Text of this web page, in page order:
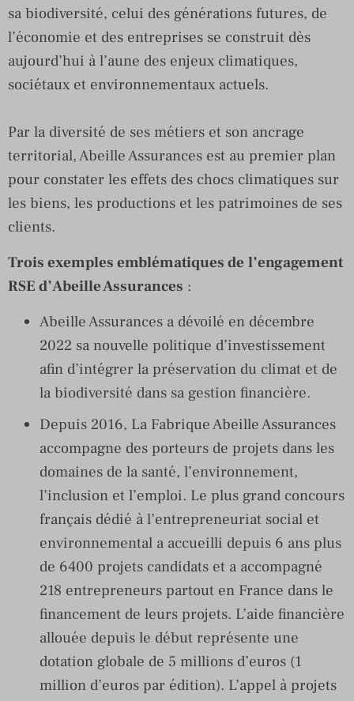
sa biodiversité, celui des générations futures, de
l’économie et des entreprises se construit dès
aujourd’hui à l’aune des enjeux climatiques,
sociétaux et environnementaux actuels.
Par la diversité de ses métiers et son ancrage
territorial, Abeille Assurances est au premier plan
pour constater les effets des chocs climatiques sur
les biens, les productions et les patrimoines de ses
clients.
Trois exemples emblématiques de l’engagement
RSE d’Abeille Assurances :
Abeille Assurances a dévoilé en décembre
2022 sa nouvelle politique d’investissement
afin d’intégrer la préservation du climat et de
la biodiversité dans sa gestion financière.
Depuis 2016, La Fabrique Abeille Assurances
accompagne des porteurs de projets dans les
domaines de la santé, l’environnement,
l’inclusion et l’emploi. Le plus grand concours
français dédié à l’entrepreneuriat social et
environnemental a accueilli depuis 6 ans plus
de 6400 projets candidats et a accompagné
218 entrepreneurs partout en France dans le
financement de leurs projets. L’aide financière
allouée depuis le début représente une
dotation globale de 5 millions d’euros (1
million d’euros par édition). L’appel à projets